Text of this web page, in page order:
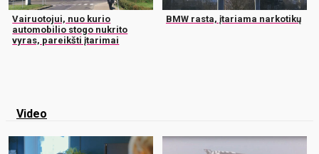
Vairuotojui, nuo kurio
automobilio stogo nukrito
vyras, pareikšti įtarimai
BMW rasta, įtariama narkotikų
Video